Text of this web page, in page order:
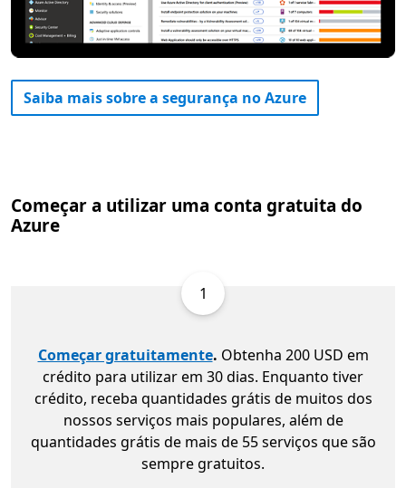
Saiba mais sobre a segurança no Azure
Começar a utilizar uma conta gratuita do
Azure
1
Começar gratuitamente. Obtenha 200 USD em
crédito para utilizar em 30 dias. Enquanto tiver
crédito, receba quantidades grátis de muitos dos
nossos serviços mais populares, além de
quantidades grátis de mais de 55 serviços que são
sempre gratuitos.